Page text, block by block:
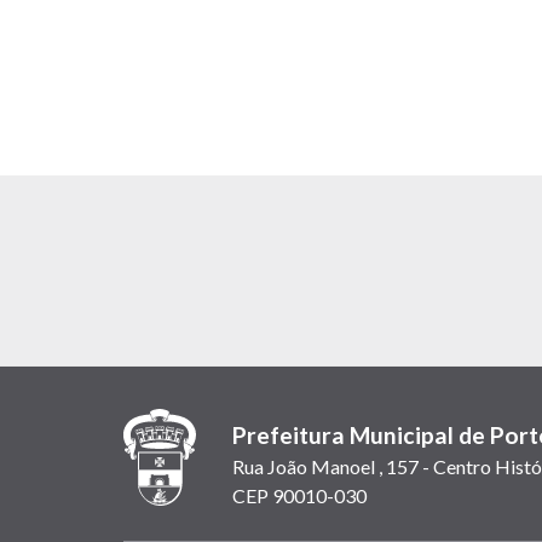
Prefeitura Municipal de
Rua João Manoel , 157 - Centro
CEP 90010-030